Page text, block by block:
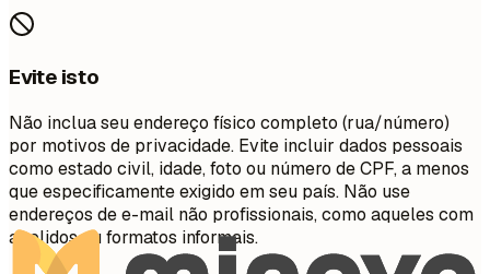
Evite isto
Não inclua seu endereço físico completo (rua/número)
por motivos de privacidade. Evite incluir dados pessoais
como estado civil, idade, foto ou número de CPF, a menos
que especificamente exigido em seu país. Não use
endereços de e-mail não profissionais, como aqueles com
apelidos ou formatos informais.